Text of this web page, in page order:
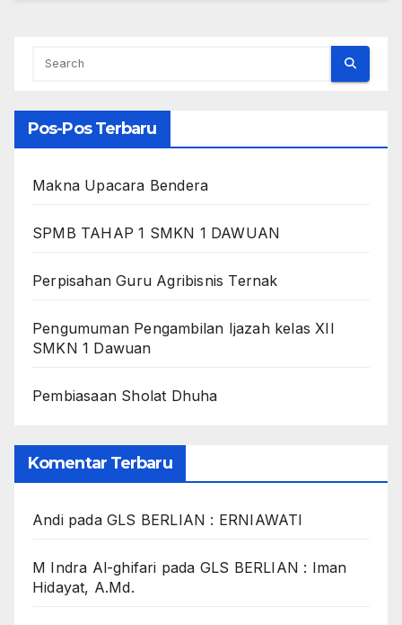
Pos-Pos Terbaru
Makna Upacara Bendera
SPMB TAHAP 1 SMKN 1 DAWUAN
Perpisahan Guru Agribisnis Ternak
Pengumuman Pengambilan Ijazah kelas XII
SMKN 1 Dawuan
Pembiasaan Sholat Dhuha
Komentar Terbaru
AndipadaGLS BERLIAN : ERNIAWATI
M Indra Al-ghifari pada GLS BERLIAN : Iman
Hidayat, A.Md.